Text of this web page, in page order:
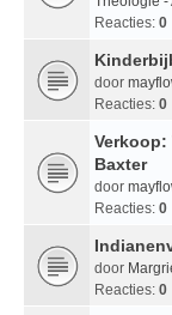
Reacties: 0
door
Reacties: 0
Verkoop:
Baxter
door
Reacties: 0
door
Reacties: 0